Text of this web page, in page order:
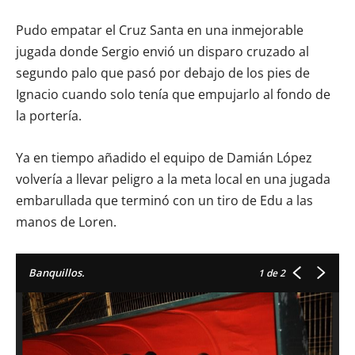
Pudo empatar el Cruz Santa en una inmejorable
jugada donde Sergio envió un disparo cruzado al
segundo palo que pasó por debajo de los pies de
Ignacio cuando solo tenía que empujarlo al fondo de
la portería.
Ya en tiempo añadido el equipo de Damián López
volvería a llevar peligro a la meta local en una jugada
embarullada que terminó con un tiro de Edu a las
manos de Loren.
Banquillos. 1 de 2